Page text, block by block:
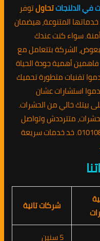
في الدلنجاتتحاولتوفر
المتنوعة، هيضمان
سواء كنت عندك
الشركة بتتعامل مع
فاهمين أهمية جودة الحياة
تقنيات متطورة تحميك
استشارات عشان
بيتك خالي من الحشرات.
متترددش وتواصل
مع الشركة الألمانية على الرقم 01010891953. خد خدمات سريعة
شركات تانية
5 سنين